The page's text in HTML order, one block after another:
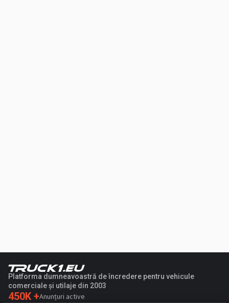
Platforma dumneavoastră de încredere pentru vehicule
comerciale și utilaje din 2003
450K +Anunțuri active